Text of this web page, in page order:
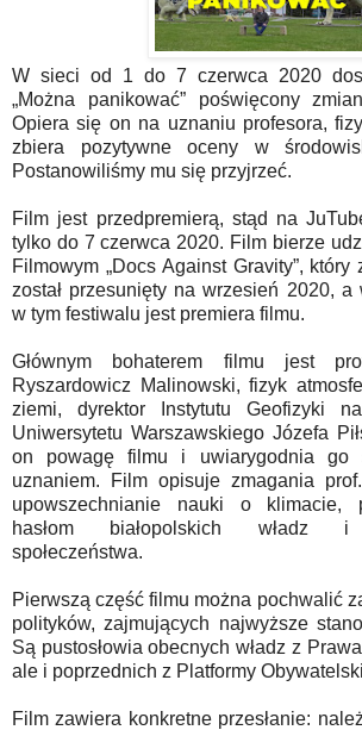
W sieci od 1 do 7 czerwca 2020
„Można panikować” poświęcony
Opiera się on na uznaniu profesora,
zbiera pozytywne oceny w
Postanowiliśmy mu się przyjrzeć.
Film jest przedpremierą, stąd na
tylko do 7 czerwca 2020. Film bierze
Filmowym „Docs Against Gravity”,
został przesunięty na wrzesień 2020, a
w tym festiwalu jest premiera filmu.
Głównym bohaterem filmu jest
Ryszardowicz Malinowski, fizyk
ziemi, dyrektor Instytutu Geofizyki
Uniwersytetu Warszawskiego Józefa
on powagę filmu i uwiarygodnia go
uznaniem. Film opisuje zmagania
upowszechnianie nauki o klimacie,
hasłom białopolskich władz i
społeczeństwa.
Pierwszą część filmu można pochwalić
polityków, zajmujących najwyższe
Są pustosłowia obecnych władz z
ale i poprzednich z Platformy
Film zawiera konkretne przesłanie: